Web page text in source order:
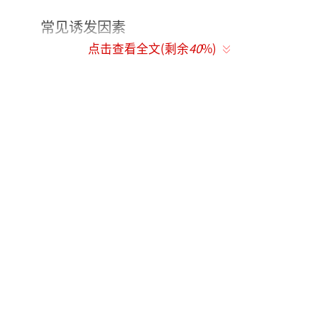
常见诱发因素
清洁不到位：刷牙方式不正确、时间不足
点击查看全文(剩余40%)